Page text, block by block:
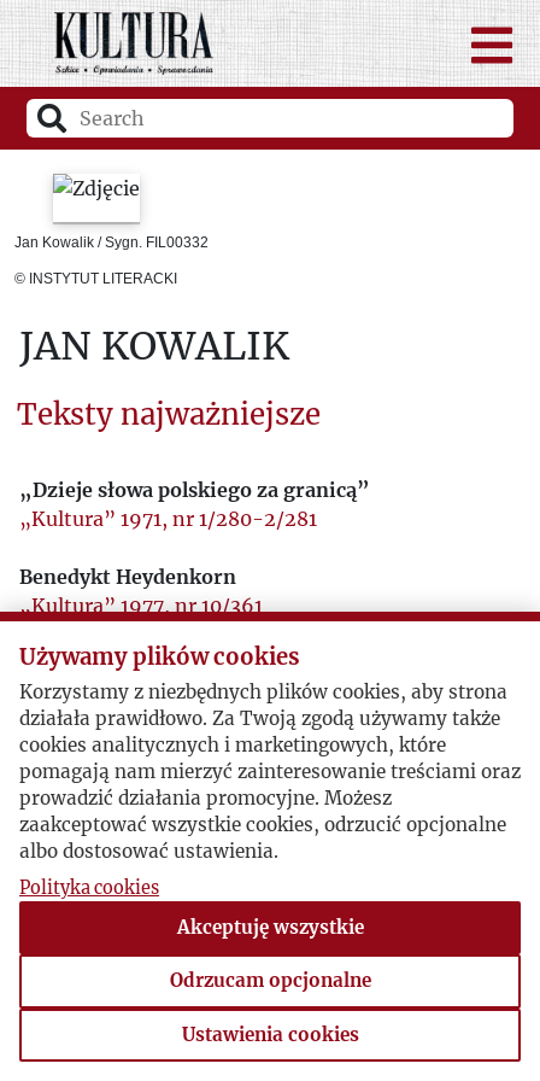
Jan Kowalik / Sygn. FIL00332
© INSTYTUT LITERACKI
JAN KOWALIK
Teksty najważniejsze
„Dzieje słowa polskiego za granicą”
„Kultura” 1971, nr 1/280-2/281
Benedykt Heydenkorn
„Kultura” 1977, nr 10/361
Misjonarz z Bożej łaski (dotyczy ks. Wojciecha
Sojki)
„Kultura” 1978, nr 4/367
Używamy plików cookies
Korzystamy z niezbędnych plików cookies, aby strona
działała prawidłowo. Za Twoją zgodą używamy także
cookies analitycznych i marketingowych, które
pomagają nam mierzyć zainteresowanie treściami oraz
prowadzić działania promocyjne. Możesz
zaakceptować wszystkie cookies, odrzucić opcjonalne
albo dostosować ustawienia.
Polityka cookies
Akceptuję wszystkie
Odrzucam opcjonalne
Ustawienia cookies
Ustawienia cookies